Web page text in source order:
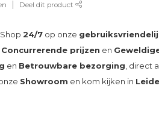
Deel dit product
Shop24/7 op onze
Concurrerende prijzen en
en Betrouwbare bezorging , direct
Showroom en kom kijken in